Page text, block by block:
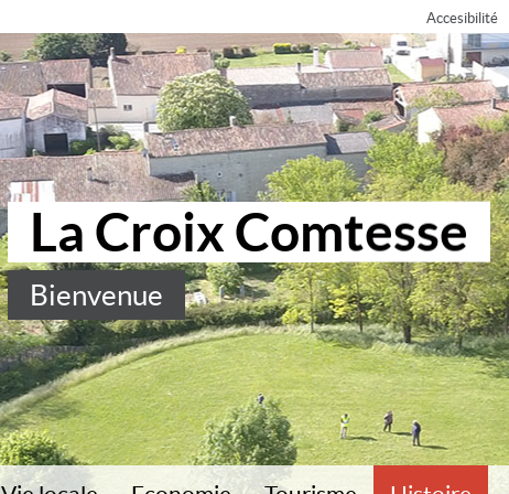
Accesibilité
La Croix Comtesse
Bienvenue